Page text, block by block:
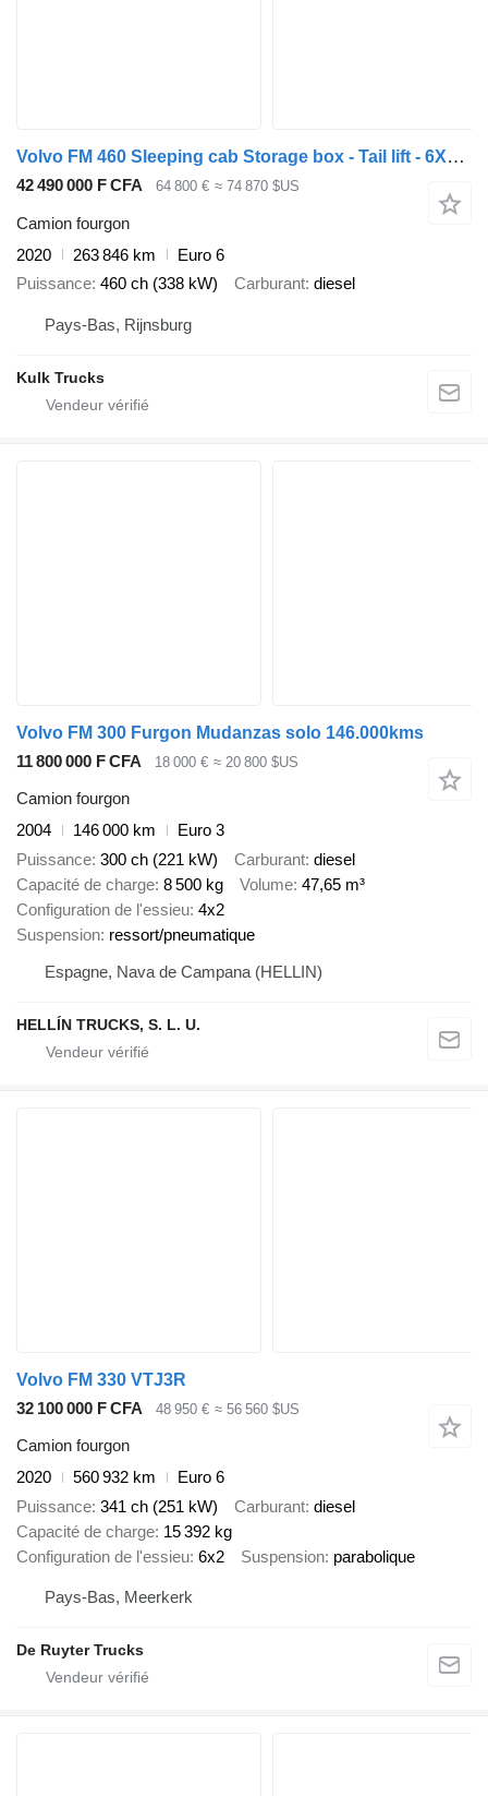
Volvo FM 460 Sleeping cab Storage box - Tail lift - 6X2/4 - Fully air
42 490 000 F CFA 64 800 € ≈ 74 870 $US
Camion fourgon
2020
263 846 km
Euro 6
Puissance 460 ch (338 kW) Carburant diesel
Pays-Bas, Rijnsburg
Kulk Trucks
Volvo FM 300 Furgon Mudanzas solo 146.000kms
11 800 000 F CFA
18 000 € ≈ 20 800 $US
Camion fourgon
2004
146 000 km
Euro 3
Puissance 300 ch (221 kW) Carburant diesel
Capacité de charge 8 500 kg Volume 47,65 m³
Configuration de l'essieu 4x2
Suspension ressort/pneumatique
Espagne, Nava de Campana (HELLIN)
HELLÍN TRUCKS, S. L. U.
Volvo FM 330 VTJ3R
32 100 000 F CFA
48 950 € ≈ 56 560 $US
Camion fourgon
2020
560 932 km
Euro 6
Puissance 341 ch (251 kW) Carburant diesel
Capacité de charge 15 392 kg
Configuration de l'essieu 6x2 Suspension parabolique
Pays-Bas, Meerkerk
De Ruyter Trucks